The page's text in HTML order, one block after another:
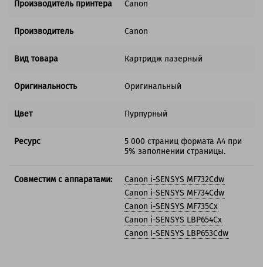
Производитель принтера Canon
Производитель Canon
Вид товара Картридж лазерный
Оригинальность Оригинальный
Цвет Пурпурный
Ресурс
5 000 страниц формата А4 при
5% заполнении страницы.
Совместим с аппаратами:
Canon i-SENSYS MF732Cdw
Canon i-SENSYS MF734Cdw
Canon i-SENSYS MF735Cx
Canon i-SENSYS LBP654Cx
Canon I-SENSYS LBP653Cdw